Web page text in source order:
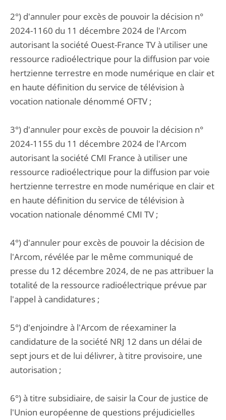
2°) d'annuler pour excès de pouvoir la décision n°
2024-1160 du 11 décembre 2024 de l'Arcom
autorisant la société Ouest-France TV à utiliser une
ressource radioélectrique pour la diffusion par voie
hertzienne terrestre en mode numérique en clair et
en haute définition du service de télévision à
vocation nationale dénommé OFTV ;
3°) d'annuler pour excès de pouvoir la décision n°
2024-1155 du 11 décembre 2024 de l'Arcom
autorisant la société CMI France à utiliser une
ressource radioélectrique pour la diffusion par voie
hertzienne terrestre en mode numérique en clair et
en haute définition du service de télévision à
vocation nationale dénommé CMI TV ;
4°) d'annuler pour excès de pouvoir la décision de
l'Arcom, révélée par le même communiqué de
presse du 12 décembre 2024, de ne pas attribuer la
totalité de la ressource radioélectrique prévue par
l'appel à candidatures ;
5°) d'enjoindre à l'Arcom de réexaminer la
candidature de la société NRJ 12 dans un délai de
sept jours et de lui délivrer, à titre provisoire, une
autorisation ;
6°) à titre subsidiaire, de saisir la Cour de justice de
l'Union européenne de questions préjudicielles